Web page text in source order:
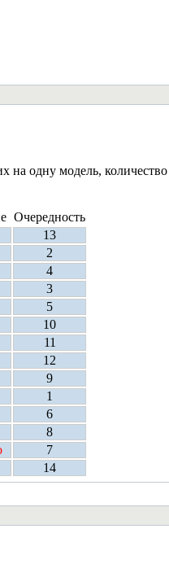
одну модель,
Очередность
13
2
4
3
5
10
11
12
9
1
6
8
7
14